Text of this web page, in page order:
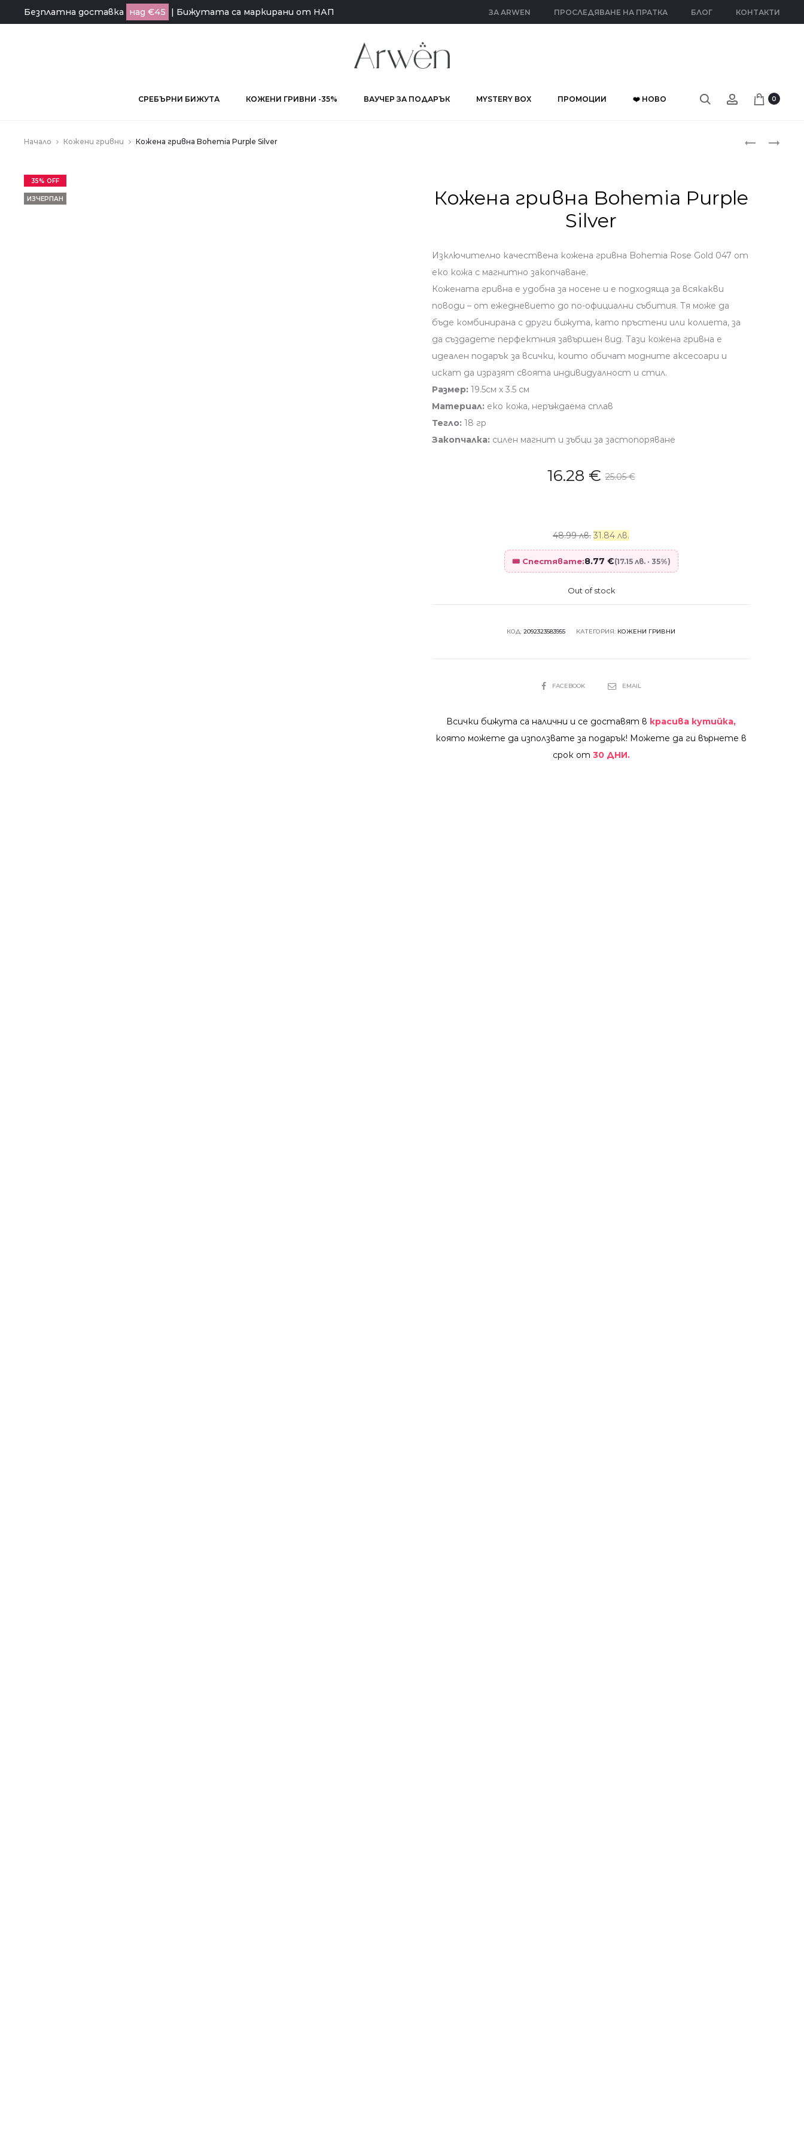
Безплатна доставка над €45 | Бижутата са маркирани от НАП ЗА ARWEN ПРОСЛЕДЯВАНЕ НА ПРАТКА БЛОГ КОНТАКТИ
СРЕБЪРНИ БИЖУТА КОЖЕНИ ГРИВНИ -35% ВАУЧЕР ЗА ПОДАРЪК MYSTERY BOX ПРОМОЦИИ ❤️ НОВО 0
СРЕБЪРНО
ДАМСКА
Начало Кожени гривни Кожена гривна Bohemia Purple Silver
35% OFF
ИЗЧЕРПАН
Кожена гривна Bohemia Purple
Silver
Изключително качествена кожена гривна Bohemia Rose Gold 047 от
еко кожа с магнитно закопчаване.
Кожената гривна е удобна за носене и е подходяща за всякакви
поводи – от ежедневието до по-официални събития. Тя може да
бъде комбинирана с други бижута, като пръстени или колиета, за
да създадете перфектния завършен вид. Тази кожена гривна е
идеален подарък за всички, които обичат модните аксесоари и
искат да изразят своята индивидуалност и стил.
Размер: 19.5см х 3.5 см
Материал: еко кожа, неръждаема сплав
Тегло: 18 гр
Закопчалка: силен магнит и зъбци за застопоряване
25.05€
16.28 €
48.99 лв. 31.84 лв.
🎟️ Спестявате:8.77 €(17.15 лв. · 35%)
Out of stock
КОД: 2092323583955 КАТЕГОРИЯ: КОЖЕНИ ГРИВНИ
SHAREFACEBOOK EMAIL
Всички бижута са налични и се доставят в красива кутийка,
която можете да използвате за подарък! Можете да ги върнете в
срок от 30 ДНИ.